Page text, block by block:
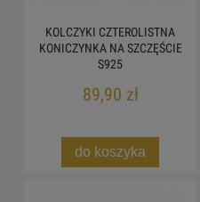
KOLCZYKI CZTEROLISTNA
KONICZYNKA NA SZCZĘŚCIE
S925
89,90 zł
do koszyka